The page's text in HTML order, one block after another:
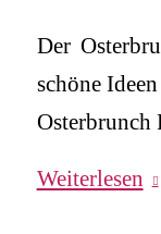
Der
schöne
Osterbrunch
Weiterlesen